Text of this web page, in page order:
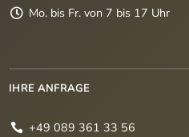
 Mo. bis Fr. von 7 bis 17 Uhr
IHRE ANFRAGE
 +49 089 361 33 56